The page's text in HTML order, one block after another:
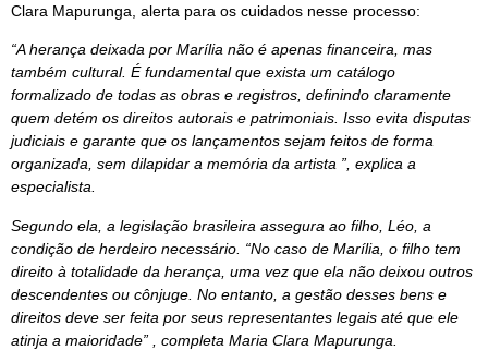
Clara Mapurunga, alerta para os cuidados nesse processo:
“A herança deixada por Marília não é apenas financeira, mas
também cultural. É fundamental que exista um catálogo
formalizado de todas as obras e registros, definindo claramente
quem detém os direitos autorais e patrimoniais. Isso evita disputas
judiciais e garante que os lançamentos sejam feitos de forma
organizada, sem dilapidar a memória da artista ”, explica a
especialista.
Segundo ela, a legislação brasileira assegura ao filho, Léo, a
condição de herdeiro necessário. “No caso de Marília, o filho tem
direito à totalidade da herança, uma vez que ela não deixou outros
descendentes ou cônjuge. No entanto, a gestão desses bens e
direitos deve ser feita por seus representantes legais até que ele
atinja a maioridade” , completa Maria Clara Mapurunga.